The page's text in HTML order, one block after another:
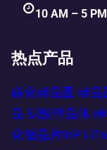
10 AM – 5 PM
热点产品
碳化硅晶圆 硅晶
晶 铌酸锂晶体
化铟晶片InP